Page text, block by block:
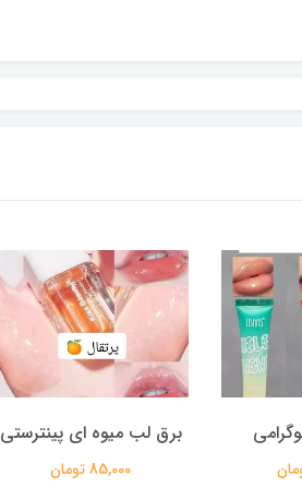
برق لب میوه ای پینترستی
85,000 تومان